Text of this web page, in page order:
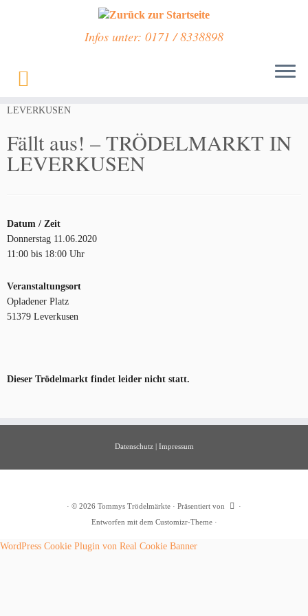
springen
Infos unter: 0171 / 8338898
LEVERKUSEN
Fällt aus! – TRÖDELMARKT IN
LEVERKUSEN
Datum / Zeit
Donnerstag 11.06.2020
11:00 bis 18:00 Uhr
Veranstaltungsort
Opladener Platz
51379 Leverkusen
Dieser Trödelmarkt findet leider nicht statt.
Datenschutz| Impressum
· © 2026 Tommys Trödelmärkte · Präsentiert von
·
Entworfen mit dem Customizr-Theme·
WordPress Cookie Plugin von Real Cookie Banner